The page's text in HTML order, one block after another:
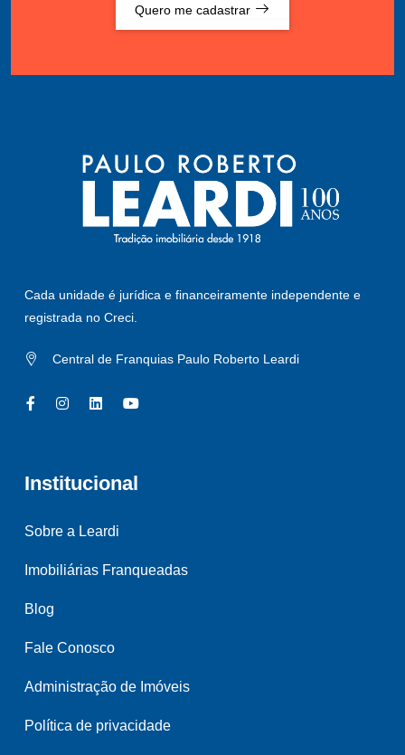
Quero me cadastrar
Cada unidade é jurídica e financeiramente independente e
registrada no Creci.
Central de Franquias Paulo Roberto Leardi
Institucional
Sobre a Leardi
Imobiliárias Franqueadas
Blog
Fale Conosco
Administração de Imóveis
Política de privacidade